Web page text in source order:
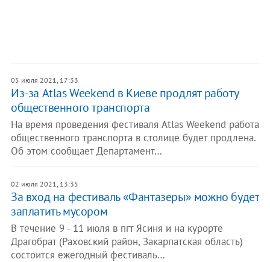
05 июля 2021, 17:33
Из-за Atlas Weekend в Киеве продлят работу
общественного транспорта
На время проведения фестиваля Atlas Weekend работа
общественного транспорта в столице будет продлена.
Об этом сообщает Департамент…
02 июля 2021, 13:35
За вход на фестиваль «Фантазеры» можно будет
заплатить мусором
В течение 9 - 11 июля в пгт Ясиня и на курорте
Драгобрат (Раховский район, Закарпатская область)
состоится ежегодный фестиваль…